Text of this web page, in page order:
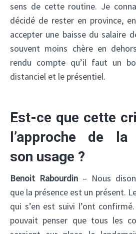
sens de cette routine. Je
décidé de rester en province,
accepter une baisse du salaire
souvent moins chère en
rendu compte qu’il faut un
distanciel et le présentiel.
Est-ce que cette
l’approche de la
son usage ?
Benoit Rabourdin – Nous
que la présence est un présent.
qui s’en est suivi l’ont
pouvait penser que tous les